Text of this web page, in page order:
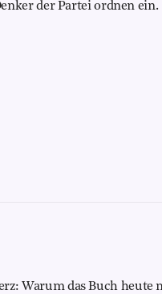
der Partei ordnen ein.
Warum das Buch heute